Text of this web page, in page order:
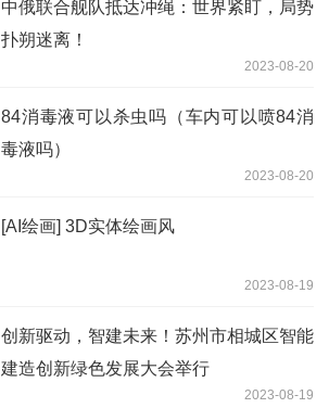
中俄联合舰队抵达冲绳：世界紧盯，局势
扑朔迷离！
2023-08-20
84消毒液可以杀虫吗（车内可以喷84消
毒液吗）
2023-08-20
[AI绘画] 3D实体绘画风
2023-08-19
创新驱动，智建未来！苏州市相城区智能
建造创新绿色发展大会举行
2023-08-19